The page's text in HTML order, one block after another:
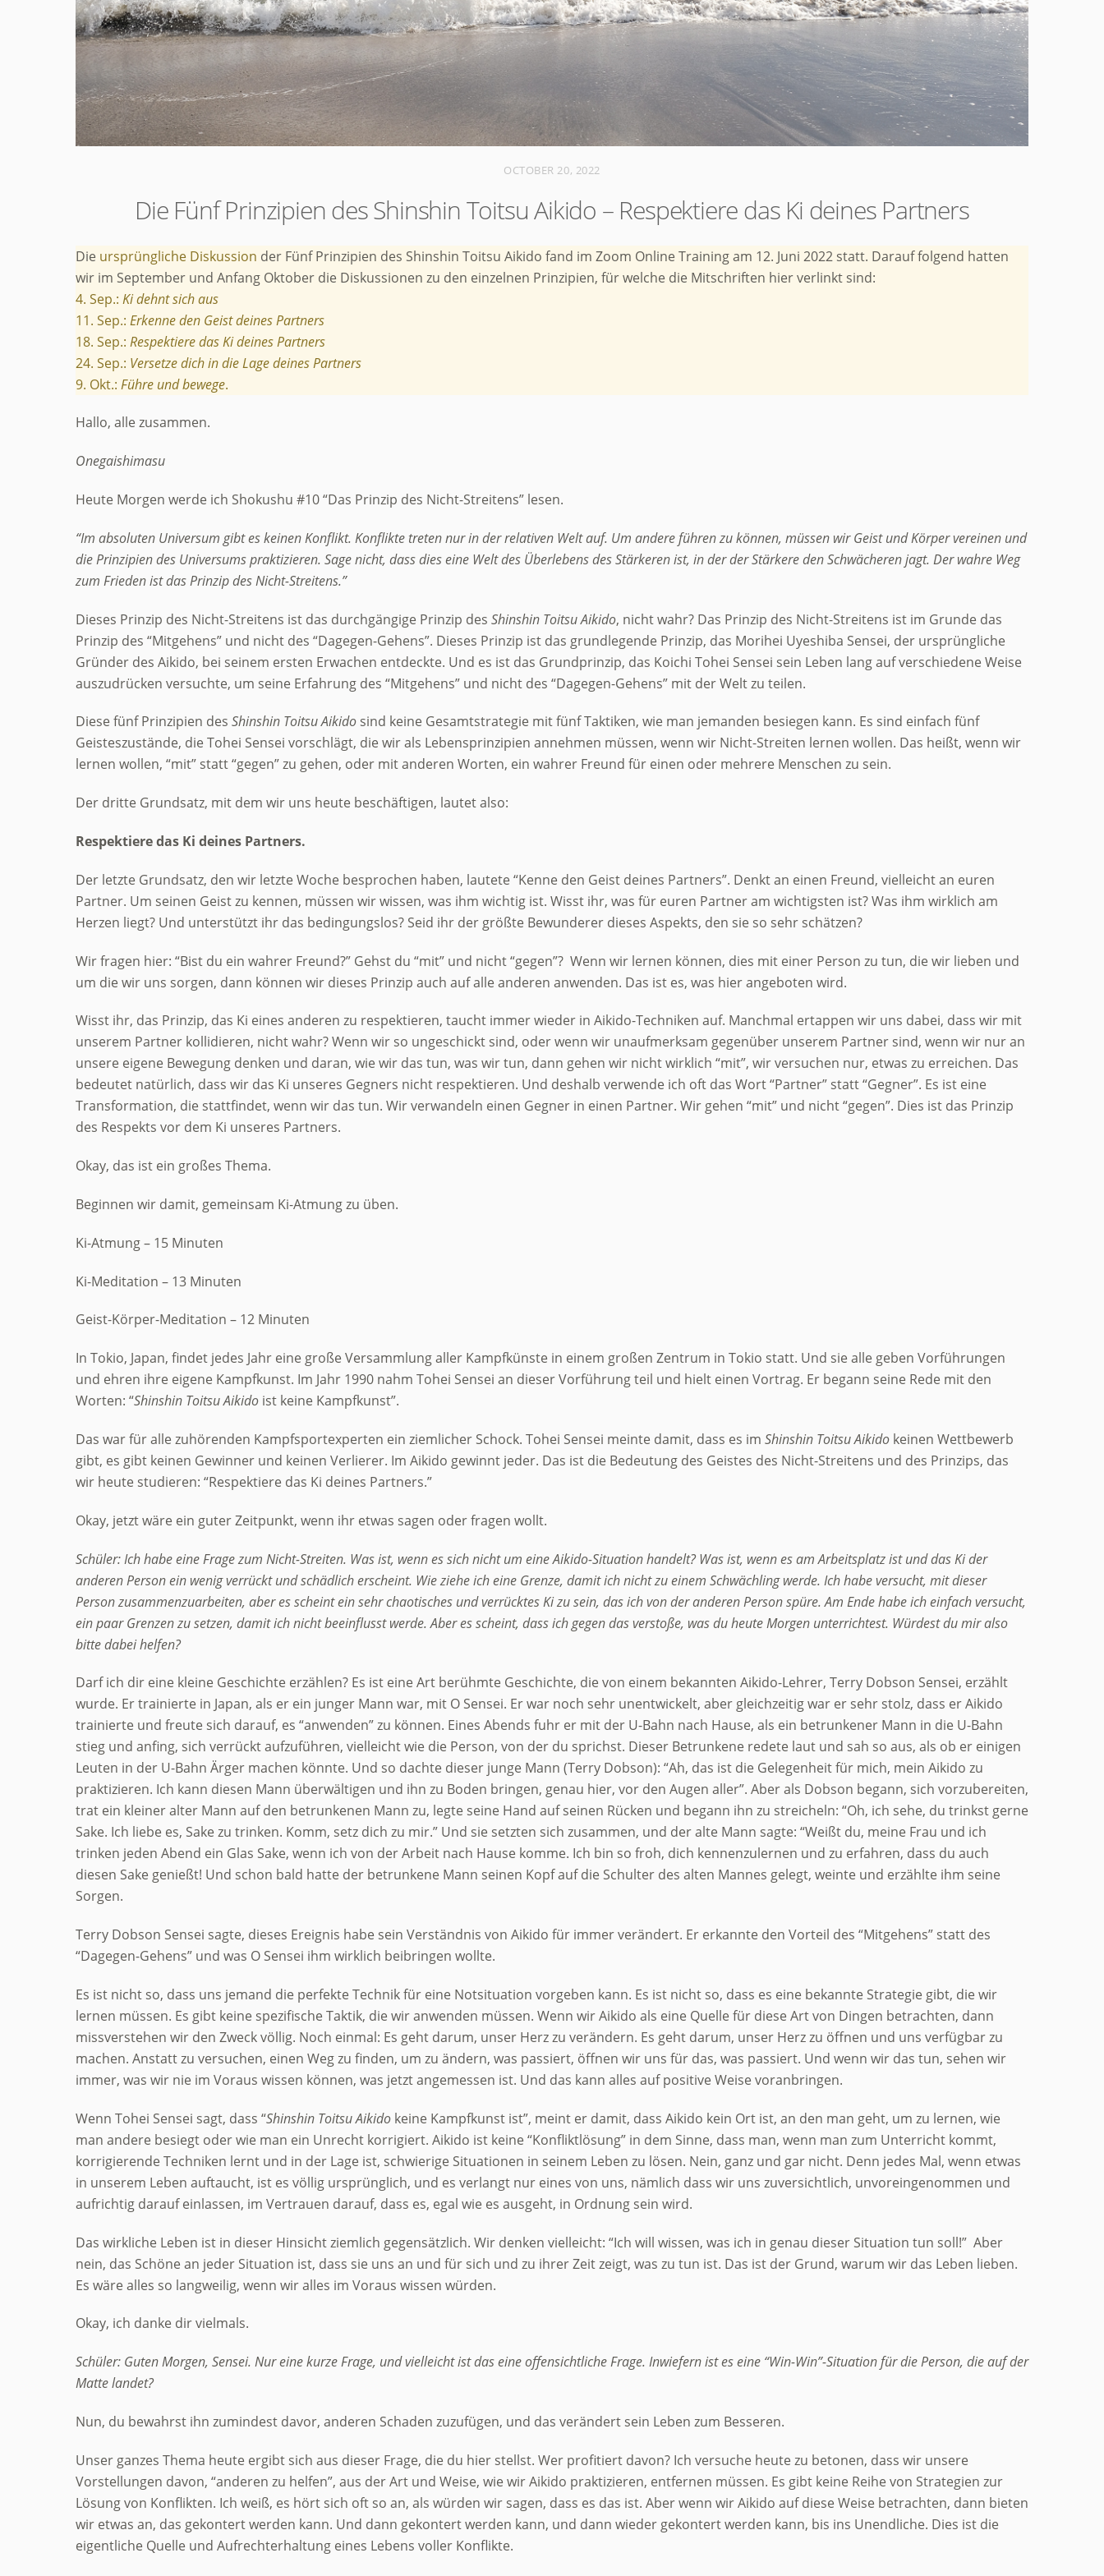
OCTOBER 20, 2022
Die Fünf Prinzipien des Shinshin Toitsu Aikido – Respektiere das Ki deines Partners
Die ursprüngliche Diskussion der Fünf Prinzipien des Shinshin Toitsu Aikido fand im Zoom Online Training am 12. Juni 2022 statt. Darauf folgend hatten
wir im September und Anfang Oktober die Diskussionen zu den einzelnen Prinzipien, für welche die Mitschriften hier verlinkt sind:
4. Sep.: Ki dehnt sich aus
11. Sep.: Erkenne den Geist deines Partners
18. Sep.: Respektiere das Ki deines Partners
24. Sep.: Versetze dich in die Lage deines Partners
9. Okt.: Führe und bewege.
Hallo, alle zusammen.
Onegaishimasu
Heute Morgen werde ich Shokushu #10 “Das Prinzip des Nicht-Streitens” lesen.
“Im absoluten Universum gibt es keinen Konflikt. Konflikte treten nur in der relativen Welt auf. Um andere führen zu können, müssen wir Geist und Körper vereinen und
die Prinzipien des Universums praktizieren. Sage nicht, dass dies eine Welt des Überlebens des Stärkeren ist, in der der Stärkere den Schwächeren jagt. Der wahre Weg
zum Frieden ist das Prinzip des Nicht-Streitens.”
Dieses Prinzip des Nicht-Streitens ist das durchgängige Prinzip des Shinshin Toitsu Aikido, nicht wahr? Das Prinzip des Nicht-Streitens ist im Grunde das
Prinzip des “Mitgehens” und nicht des “Dagegen-Gehens”. Dieses Prinzip ist das grundlegende Prinzip, das Morihei Uyeshiba Sensei, der ursprüngliche
Gründer des Aikido, bei seinem ersten Erwachen entdeckte. Und es ist das Grundprinzip, das Koichi Tohei Sensei sein Leben lang auf verschiedene Weise
auszudrücken versuchte, um seine Erfahrung des “Mitgehens” und nicht des “Dagegen-Gehens” mit der Welt zu teilen.
Diese fünf Prinzipien des Shinshin Toitsu Aikido sind keine Gesamtstrategie mit fünf Taktiken, wie man jemanden besiegen kann. Es sind einfach fünf
Geisteszustände, die Tohei Sensei vorschlägt, die wir als Lebensprinzipien annehmen müssen, wenn wir Nicht-Streiten lernen wollen. Das heißt, wenn wir
lernen wollen, “mit” statt “gegen” zu gehen, oder mit anderen Worten, ein wahrer Freund für einen oder mehrere Menschen zu sein.
Der dritte Grundsatz, mit dem wir uns heute beschäftigen, lautet also:
Respektiere das Ki deines Partners.
Der letzte Grundsatz, den wir letzte Woche besprochen haben, lautete “Kenne den Geist deines Partners”. Denkt an einen Freund, vielleicht an euren
Partner. Um seinen Geist zu kennen, müssen wir wissen, was ihm wichtig ist. Wisst ihr, was für euren Partner am wichtigsten ist? Was ihm wirklich am
Herzen liegt? Und unterstützt ihr das bedingungslos? Seid ihr der größte Bewunderer dieses Aspekts, den sie so sehr schätzen?
Wir fragen hier: “Bist du ein wahrer Freund?” Gehst du “mit” und nicht “gegen”? Wenn wir lernen können, dies mit einer Person zu tun, die wir lieben und
um die wir uns sorgen, dann können wir dieses Prinzip auch auf alle anderen anwenden. Das ist es, was hier angeboten wird.
Wisst ihr, das Prinzip, das Ki eines anderen zu respektieren, taucht immer wieder in Aikido-Techniken auf. Manchmal ertappen wir uns dabei, dass wir mit
unserem Partner kollidieren, nicht wahr? Wenn wir so ungeschickt sind, oder wenn wir unaufmerksam gegenüber unserem Partner sind, wenn wir nur an
unsere eigene Bewegung denken und daran, wie wir das tun, was wir tun, dann gehen wir nicht wirklich “mit”, wir versuchen nur, etwas zu erreichen. Das
bedeutet natürlich, dass wir das Ki unseres Gegners nicht respektieren. Und deshalb verwende ich oft das Wort “Partner” statt “Gegner”. Es ist eine
Transformation, die stattfindet, wenn wir das tun. Wir verwandeln einen Gegner in einen Partner. Wir gehen “mit” und nicht “gegen”. Dies ist das Prinzip
des Respekts vor dem Ki unseres Partners.
Okay, das ist ein großes Thema.
Beginnen wir damit, gemeinsam Ki-Atmung zu üben.
Ki-Atmung – 15 Minuten
Ki-Meditation – 13 Minuten
Geist-Körper-Meditation – 12 Minuten
In Tokio, Japan, findet jedes Jahr eine große Versammlung aller Kampfkünste in einem großen Zentrum in Tokio statt. Und sie alle geben Vorführungen
und ehren ihre eigene Kampfkunst. Im Jahr 1990 nahm Tohei Sensei an dieser Vorführung teil und hielt einen Vortrag. Er begann seine Rede mit den
Worten: “Shinshin Toitsu Aikido ist keine Kampfkunst”.
Das war für alle zuhörenden Kampfsportexperten ein ziemlicher Schock. Tohei Sensei meinte damit, dass es im Shinshin Toitsu Aikido keinen Wettbewerb
gibt, es gibt keinen Gewinner und keinen Verlierer. Im Aikido gewinnt jeder. Das ist die Bedeutung des Geistes des Nicht-Streitens und des Prinzips, das
wir heute studieren: “Respektiere das Ki deines Partners.”
Okay, jetzt wäre ein guter Zeitpunkt, wenn ihr etwas sagen oder fragen wollt.
Schüler: Ich habe eine Frage zum Nicht-Streiten. Was ist, wenn es sich nicht um eine Aikido-Situation handelt? Was ist, wenn es am Arbeitsplatz ist und das Ki der
anderen Person ein wenig verrückt und schädlich erscheint. Wie ziehe ich eine Grenze, damit ich nicht zu einem Schwächling werde. Ich habe versucht, mit dieser
Person zusammenzuarbeiten, aber es scheint ein sehr chaotisches und verrücktes Ki zu sein, das ich von der anderen Person spüre. Am Ende habe ich einfach versucht,
ein paar Grenzen zu setzen, damit ich nicht beeinflusst werde. Aber es scheint, dass ich gegen das verstoße, was du heute Morgen unterrichtest. Würdest du mir also
bitte dabei helfen?
Darf ich dir eine kleine Geschichte erzählen? Es ist eine Art berühmte Geschichte, die von einem bekannten Aikido-Lehrer, Terry Dobson Sensei, erzählt
wurde. Er trainierte in Japan, als er ein junger Mann war, mit O Sensei. Er war noch sehr unentwickelt, aber gleichzeitig war er sehr stolz, dass er Aikido
trainierte und freute sich darauf, es “anwenden” zu können. Eines Abends fuhr er mit der U-Bahn nach Hause, als ein betrunkener Mann in die U-Bahn
stieg und anfing, sich verrückt aufzuführen, vielleicht wie die Person, von der du sprichst. Dieser Betrunkene redete laut und sah so aus, als ob er einigen
Leuten in der U-Bahn Ärger machen könnte. Und so dachte dieser junge Mann (Terry Dobson): “Ah, das ist die Gelegenheit für mich, mein Aikido zu
praktizieren. Ich kann diesen Mann überwältigen und ihn zu Boden bringen, genau hier, vor den Augen aller”. Aber als Dobson begann, sich vorzubereiten,
trat ein kleiner alter Mann auf den betrunkenen Mann zu, legte seine Hand auf seinen Rücken und begann ihn zu streicheln: “Oh, ich sehe, du trinkst gerne
Sake. Ich liebe es, Sake zu trinken. Komm, setz dich zu mir.” Und sie setzten sich zusammen, und der alte Mann sagte: “Weißt du, meine Frau und ich
trinken jeden Abend ein Glas Sake, wenn ich von der Arbeit nach Hause komme. Ich bin so froh, dich kennenzulernen und zu erfahren, dass du auch
diesen Sake genießt! Und schon bald hatte der betrunkene Mann seinen Kopf auf die Schulter des alten Mannes gelegt, weinte und erzählte ihm seine
Sorgen.
Terry Dobson Sensei sagte, dieses Ereignis habe sein Verständnis von Aikido für immer verändert. Er erkannte den Vorteil des “Mitgehens” statt des
“Dagegen-Gehens” und was O Sensei ihm wirklich beibringen wollte.
Es ist nicht so, dass uns jemand die perfekte Technik für eine Notsituation vorgeben kann. Es ist nicht so, dass es eine bekannte Strategie gibt, die wir
lernen müssen. Es gibt keine spezifische Taktik, die wir anwenden müssen. Wenn wir Aikido als eine Quelle für diese Art von Dingen betrachten, dann
missverstehen wir den Zweck völlig. Noch einmal: Es geht darum, unser Herz zu verändern. Es geht darum, unser Herz zu öffnen und uns verfügbar zu
machen. Anstatt zu versuchen, einen Weg zu finden, um zu ändern, was passiert, öffnen wir uns für das, was passiert. Und wenn wir das tun, sehen wir
immer, was wir nie im Voraus wissen können, was jetzt angemessen ist. Und das kann alles auf positive Weise voranbringen.
Wenn Tohei Sensei sagt, dass “Shinshin Toitsu Aikido keine Kampfkunst ist”, meint er damit, dass Aikido kein Ort ist, an den man geht, um zu lernen, wie
man andere besiegt oder wie man ein Unrecht korrigiert. Aikido ist keine “Konfliktlösung” in dem Sinne, dass man, wenn man zum Unterricht kommt,
korrigierende Techniken lernt und in der Lage ist, schwierige Situationen in seinem Leben zu lösen. Nein, ganz und gar nicht. Denn jedes Mal, wenn etwas
in unserem Leben auftaucht, ist es völlig ursprünglich, und es verlangt nur eines von uns, nämlich dass wir uns zuversichtlich, unvoreingenommen und
aufrichtig darauf einlassen, im Vertrauen darauf, dass es, egal wie es ausgeht, in Ordnung sein wird.
Das wirkliche Leben ist in dieser Hinsicht ziemlich gegensätzlich. Wir denken vielleicht: “Ich will wissen, was ich in genau dieser Situation tun soll!” Aber
nein, das Schöne an jeder Situation ist, dass sie uns an und für sich und zu ihrer Zeit zeigt, was zu tun ist. Das ist der Grund, warum wir das Leben lieben.
Es wäre alles so langweilig, wenn wir alles im Voraus wissen würden.
Okay, ich danke dir vielmals.
Schüler: Guten Morgen, Sensei. Nur eine kurze Frage, und vielleicht ist das eine offensichtliche Frage. Inwiefern ist es eine “Win-Win”-Situation für die Person, die auf der
Matte landet?
Nun, du bewahrst ihn zumindest davor, anderen Schaden zuzufügen, und das verändert sein Leben zum Besseren.
Unser ganzes Thema heute ergibt sich aus dieser Frage, die du hier stellst. Wer profitiert davon? Ich versuche heute zu betonen, dass wir unsere
Vorstellungen davon, “anderen zu helfen”, aus der Art und Weise, wie wir Aikido praktizieren, entfernen müssen. Es gibt keine Reihe von Strategien zur
Lösung von Konflikten. Ich weiß, es hört sich oft so an, als würden wir sagen, dass es das ist. Aber wenn wir Aikido auf diese Weise betrachten, dann bieten
wir etwas an, das gekontert werden kann. Und dann gekontert werden kann, und dann wieder gekontert werden kann, bis ins Unendliche. Dies ist die
eigentliche Quelle und Aufrechterhaltung eines Lebens voller Konflikte.